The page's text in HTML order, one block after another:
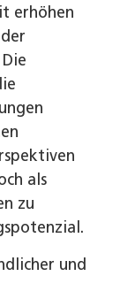
erhöhen
als
zu
und